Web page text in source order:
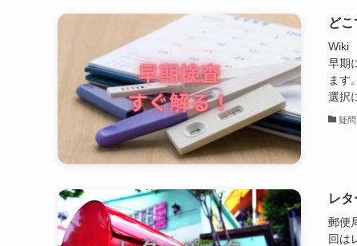
ど
Wiki
早期
ます
選択
疑
レ
郵便
回は